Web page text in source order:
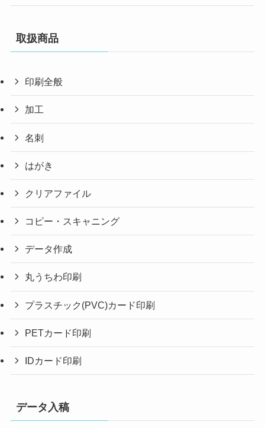
取扱商品
印刷全般
加工
名刺
はがき
クリアファイル
コピー・スキャニング
データ作成
丸うちわ印刷
プラスチック(PVC)カード印刷
PETカード印刷
IDカード印刷
データ入稿